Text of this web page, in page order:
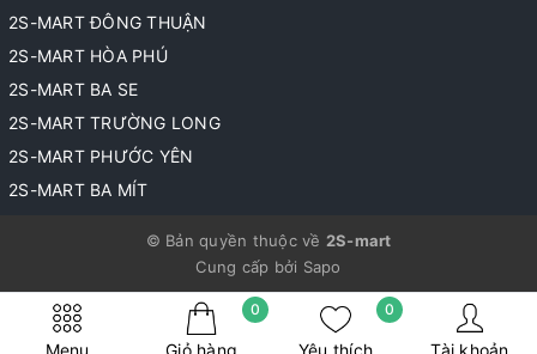
Menu Giỏ hàng
0
Yêu thích
0
Tài khoản
2S-MART ĐÔNG THUẬN
2S-MART HÒA PHÚ
2S-MART BA SE
2S-MART TRƯỜNG LONG
2S-MART PHƯỚC YÊN
2S-MART BA MÍT
© Bản quyền thuộc về 2S-mart
Cung cấp bởi Sapo